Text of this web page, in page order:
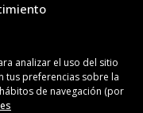
analizar el uso del sitio
tus preferencias sobre la
de navegación (por
redes sociales